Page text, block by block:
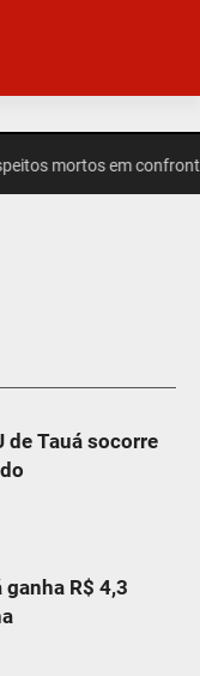
mortos em
de Tauá socorre
R$ 4,3